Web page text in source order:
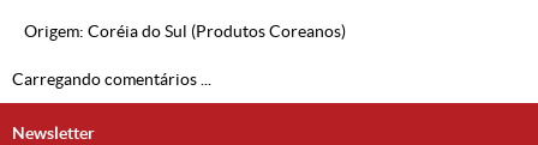
Origem: Coréia do Sul (Produtos Coreanos)
Carregando comentários ...
Newsletter